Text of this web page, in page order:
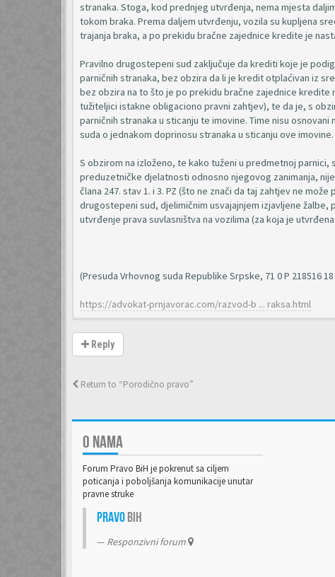
stranaka. Stoga, kod prednjeg utvrđenja, nema mjesta
tokom braka. Prema daljem utvrđenju, vozila su kupljena
trajanja braka, a po prekidu bračne zajednice kredite je
Pravilno drugostepeni sud zaključuje da krediti koje je
parničnih stranaka, bez obzira da li je kredit otplaćivan iz
bez obzira na to što je po prekidu bračne zajednice
tužiteljici istakne obligaciono pravni zahtjev), te da je, s
parničnih stranaka u sticanju te imovine. Time nisu
suda o jednakom doprinosu stranaka u sticanju ove imovine.
S obzirom na izloženo, te kako tuženi u predmetnoj
preduzetničke djelatnosti odnosno njegovog zanimanja,
člana 247. stav 1. i 3. PZ (što ne znači da taj zahtjev ne
drugostepeni sud, djelimičnim usvajajnjem izjavljene
utvrđenje prava suvlasništva na vozilima (za koja je
(Presuda Vrhovnog suda Republike Srpske, 71 0 P 218516
https://advokat-prnjavorac.com/razvod-b ... raksa.html
Reply
Return to “Porodično pravo”
O NAMA
Forum Pravo BiH je pokrenut sa ciljem
poticanja i poboljšanja komunikacije unutar
pravne struke
PravoBiH
Responzivni forum